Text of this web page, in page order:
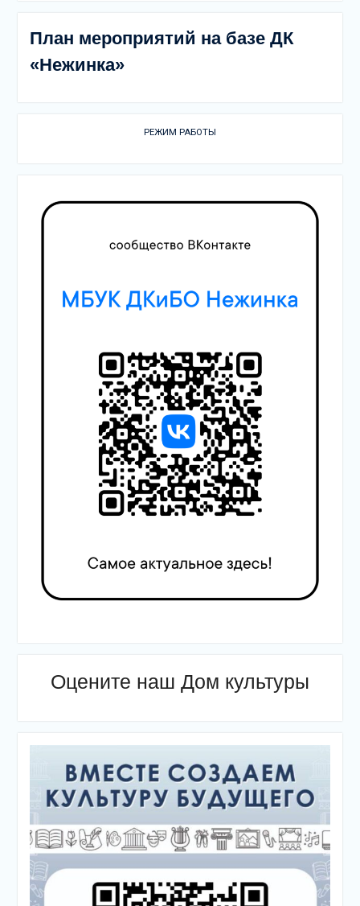
План мероприятий на базе ДК
«Нежинка»
РЕЖИМ РАБОТЫ
Оцените наш Дом культуры